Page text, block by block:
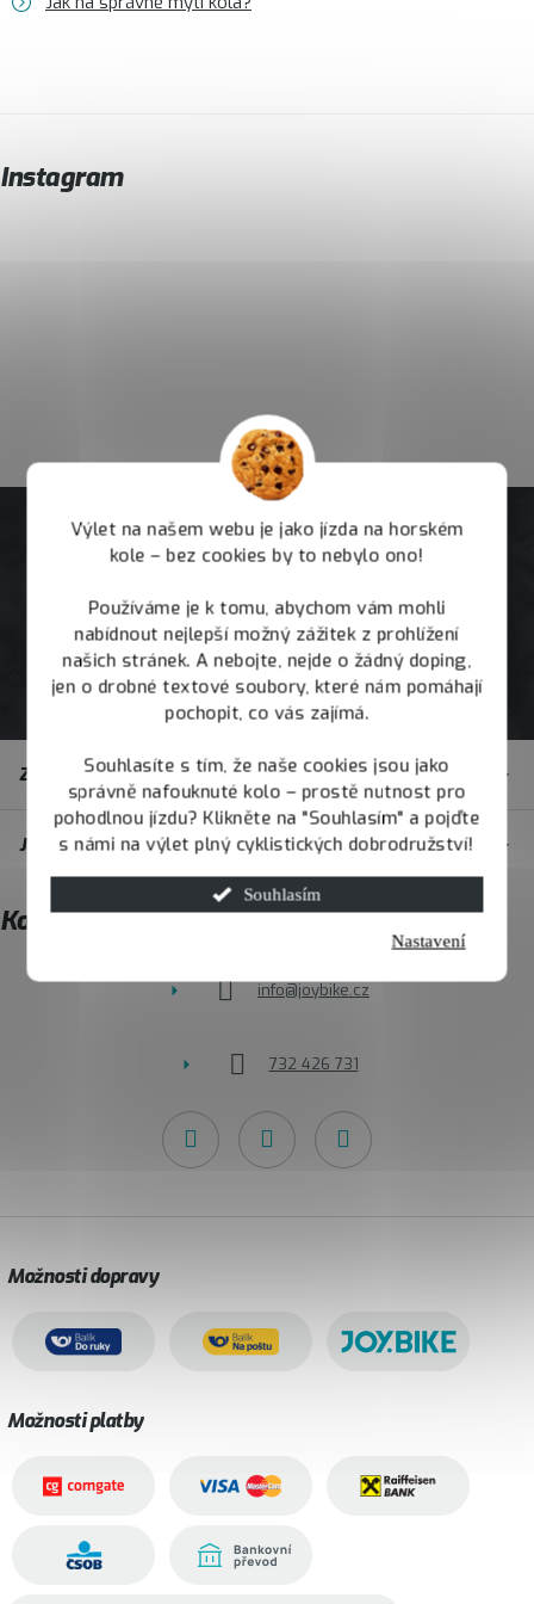
Výlet na našem webu je jako jízda na horském
kole – bez cookies by to nebylo ono!
Používáme je k tomu, abychom vám mohli
nabídnout nejlepší možný zážitek z prohlížení
našich stránek. A nebojte, nejde o žádný doping,
jen o drobné textové soubory, které nám pomáhají
pochopit, co vás zajímá.
Souhlasíte s tím, že naše cookies jsou jako
správně nafouknuté kolo – prostě nutnost pro
pohodlnou jízdu? Klikněte na "Souhlasím" a pojďte
s námi na výlet plný cyklistických dobrodružství!
Souhlasím
Nastavení
Instagram
t
í
Zákaznický servis
JOY.BIKE
Kontakt
info@joybike.cz
732 426 731
Možnosti dopravy
Možnosti platby